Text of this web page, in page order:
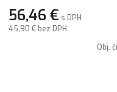
nahrávanie videa, vysoká
vlhkosti a teplotám (-25°C
56,46 € s DPH
45,90 € bez DPH
Obj.